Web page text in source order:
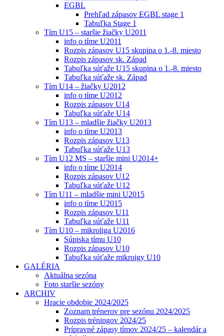
EGBL
Prehľad zápasov EGBL stage 1
Tabuľka Stage 1
Tím U15 – staršie žiačky U2011
info o tíme U2011
Rozpis zápasov U15 skupina o 1.-8. miesto
Rozpis zápasov sk. Západ
Tabuľka súťaže U15 skupina o 1.-8. miesto
Tabuľka súťaže sk. Západ
Tím U14 – žiačky U2012
info o tíme U2012
Rozpis zápasov U14
Tabuľka súťaže U14
Tím U13 – mladšie žiačky U2013
info o tíme U2013
Rozpis zápasov U13
Tabuľka súťaže U13
Tím U12 MS – staršie mini U2014+
info o tíme U2014
Rozpis zápasov U12
Tabuľka súťaže U12
Tím U11 – mladšie mini U2015
info o tíme U2015
Rozpis zápasov U11
Tabuľka súťaže U11
Tím U10 – mikroliga U2016
Súpiska tímu U10
Rozpis zápasov U10
Tabuľka súťaže mikroigy U10
GALÉRIA
Aktuálna sezóna
Foto staršie sezóny
ARCHIV
Hracie obdobie 2024/2025
Zoznam trénerov pre sezónu 2024/2025
Rozpis tréningov 2024/25
Prípravné zápasy tímov 2024/25 – kalendár a